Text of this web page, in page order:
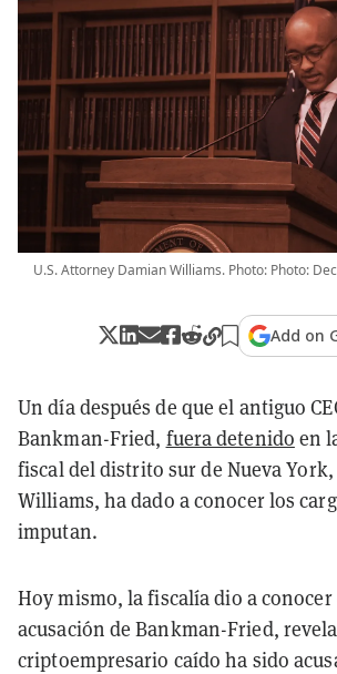
U.S. Attorney Damian Williams. Photo: Photo:
Add on
Un día después de que el antiguo
Bankman-Fried, fuera detenido en
fiscal del distrito sur de Nueva
Williams, ha dado a conocer los
imputan.
Hoy mismo, la fiscalía dio a conocer
acusación de Bankman-Fried,
criptoempresario caído ha sido